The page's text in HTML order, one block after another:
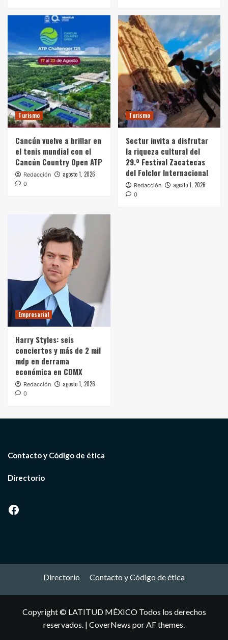
Turismo
Cancún vuelve a brillar en
el tenis mundial con el
Cancún Country Open ATP
Redacción agosto 1, 2026
0
Turismo
Sectur invita a disfrutar
la riqueza cultural del
29.º Festival Zacatecas
del Folclor Internacional
Redacción agosto 1, 2026
0
Empresarial
Harry Styles: seis
conciertos y más de 2 mil
mdp en derrama
económica en CDMX
Redacción agosto 1, 2026
0
Contacto y Código de ética
Directorio
Facebook
Directorio Contacto y Código de ética
Copyright © LATITUD MÉXICO Todos los derechos
reservados. | CoverNews por AF themes.